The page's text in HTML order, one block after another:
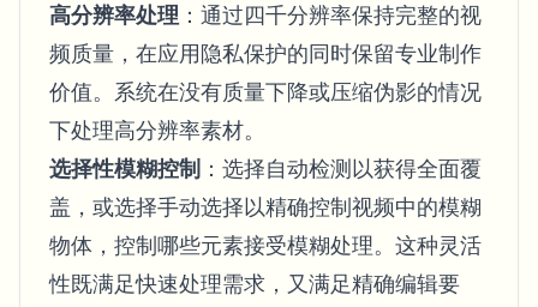
高分辨率处理 ：通过四千分辨率保持完整的视
频质量，在应用隐私保护的同时保留专业制作
价值。系统在没有质量下降或压缩伪影的情况
下处理高分辨率素材。
选择性模糊控制 ：选择自动检测以获得全面覆
盖，或选择手动选择以精确控制视频中的模糊
物体，控制哪些元素接受模糊处理。这种灵活
性既满足快速处理需求，又满足精确编辑要